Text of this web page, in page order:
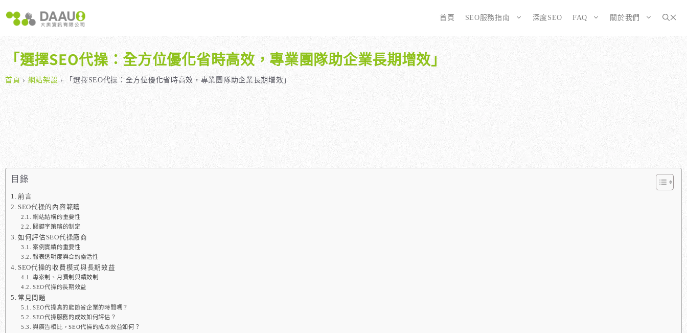
至
內
首頁 SEO服務指南
大奧獨家 AISEO矩陣系統｜SEO自動化輕鬆佈局關鍵字
八大專業SEO服務：網站流量快速成長
SEO 救星：你的網站沒有自然流量嗎？
專業SEO撰寫：提升網站SEO自然排序
維基百科：提升品牌形象與SEO的雙贏策略
網站系統開發：打造高效能業務需求的網站
全面優化網站語法：提升SEO表現
關鍵字分析：精準制定SEO策略
調整SEO關鍵字分布：精準地收錄
大奧專業寫手團隊：賦予深度與價值
行動優化與語法微調：搜尋引擎更愛
為SEO而生的網站
選擇CMS或客製化網站：為您的打造完美SEO網站
WordPress 架設與 SEO 優化完整方案
SEO網站改造：您的舊網站是否正在拖累排名？
SEO網站維護與長期優化
深度SEO FAQ
如何開始 SEO？新手指南
SEO 的定義與基本概念
SEO 的運作原理
SEO 的重要性：為什麼企業需要它？
什麼是白帽SEO、灰帽SEO與黑帽SEO？
我們提供哪些 SEO 服務？
如何知道哪些服務最適合我的業務？
SEO 優化的具體流程是什麼？
廣告行銷基礎知識
廣告平台與策略選擇
Google Ads 和 Facebook 廣告有什麼不同？
預算與效益管理
廣告投放後如何追蹤成效？
大奧資訊的網站架設服務包含哪些項目？
如何確保網站符合 SEO 標準？
網站架構與技術 SEO 優化
響應式設計的優勢
關於我們
「選擇SEO代操：全方位優化省時高效，專業團隊助企業長期增效」
首頁 › 網站架設 ›「選擇SEO代操：全方位優化省時高效，專業團隊助企業長期增效」
目錄
前言
SEO代操的內容範疇
網站結構的重要性
關鍵字策略的制定
如何評估SEO代操廠商
案例實績的重要性
報表透明度與合約靈活性
SEO代操的收費模式與長期效益
專案制、月費制與績效制
SEO代操的長期效益
常見問題
SEO代操真的能節省企業的時間嗎？
SEO代操服務的成效如何評估？
與廣告相比，SEO代操的成本效益如何？